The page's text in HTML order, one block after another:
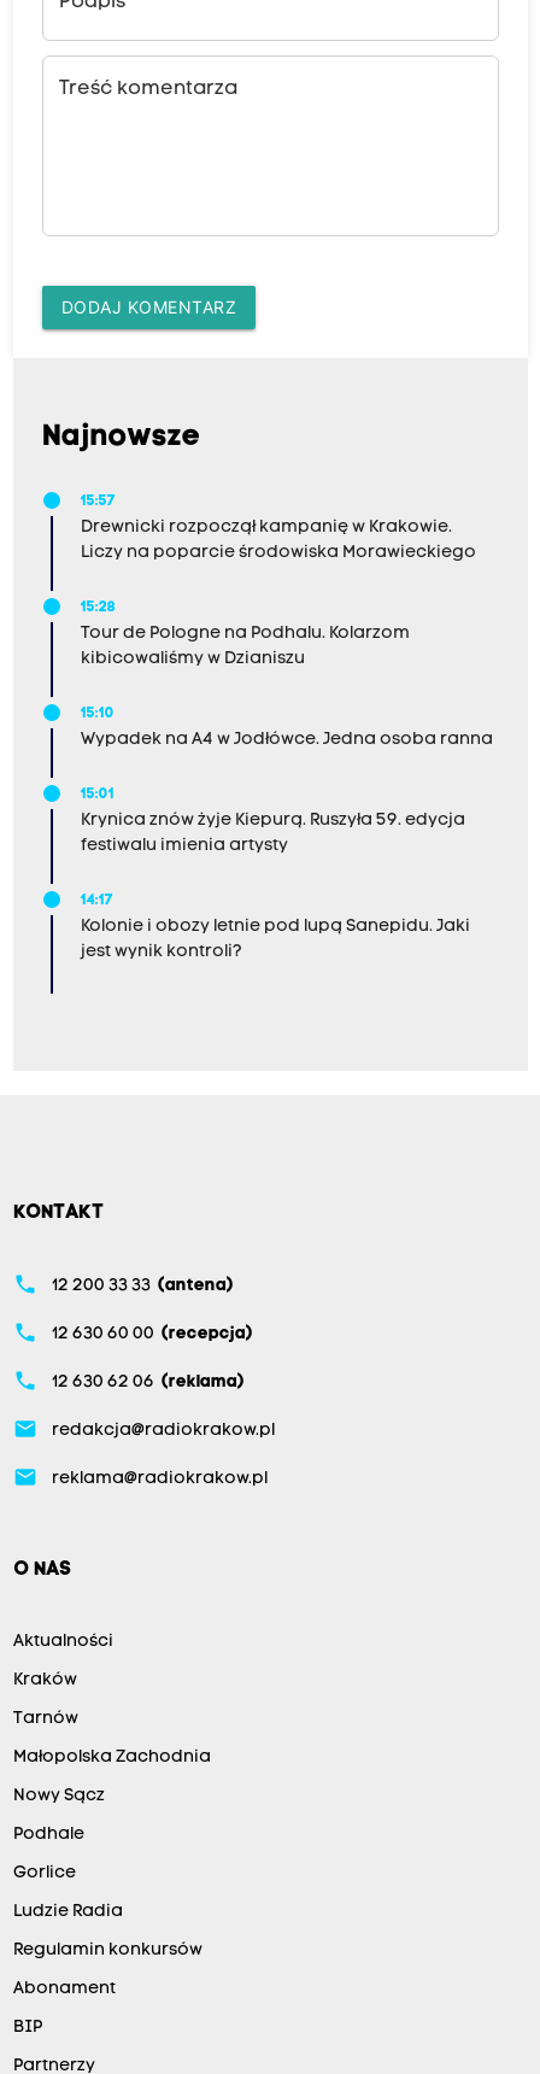
Treść komentarza
DODAJ KOMENTARZ
Najnowsze
15:57
Drewnicki rozpoczął kampanię w Krakowie.
Liczy na poparcie środowiska Morawieckiego
15:28
Tour de Pologne na Podhalu. Kolarzom
kibicowaliśmy w Dzianiszu
15:10
Wypadek na A4 w Jodłówce. Jedna osoba ranna
15:01
Krynica znów żyje Kiepurą. Ruszyła 59. edycja
festiwalu imienia artysty
14:17
Kolonie i obozy letnie pod lupą Sanepidu. Jaki
jest wynik kontroli?
KONTAKT
phone 12 200 33 33 (antena)
phone 12 630 60 00 (recepcja)
phone 12 630 62 06 (reklama)
email redakcja@radiokrakow.pl
email reklama@radiokrakow.pl
O NAS
Aktualności
Kraków
Tarnów
Małopolska Zachodnia
Nowy Sącz
Podhale
Gorlice
Ludzie Radia
Regulamin konkursów
Abonament
BIP
Partnerzy